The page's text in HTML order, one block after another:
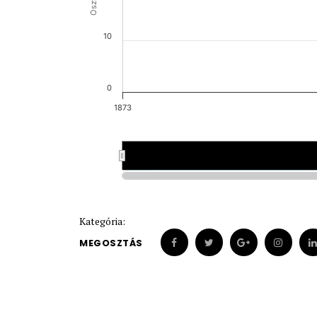
1873
0
10
Kategória:
MEGOSZTÁS